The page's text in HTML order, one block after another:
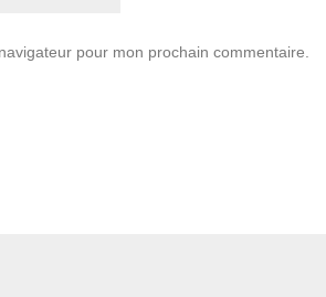
pour mon prochain commentaire.